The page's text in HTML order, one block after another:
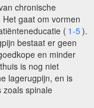
chronische
gaat om vormen
( 1-5).
bestaat er geen
en minder
is nog niet
lagerugpijn, en is
zoals spinale